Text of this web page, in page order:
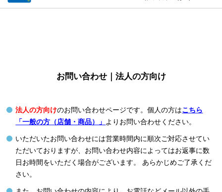
お問い合わせ｜法人の方向け
法人の方向けのお問い合わせページです。個人の方はこちら
「一般の方（店舗・商品）」 よりお問い合わせください。
いただいたお問い合わせには営業時間内に順次ご対応させてい
ただいておりますが、お問い合わせ内容によってはお返事に数
日お時間をいただく場合がございます。 あらかじめご了承くだ
さい。